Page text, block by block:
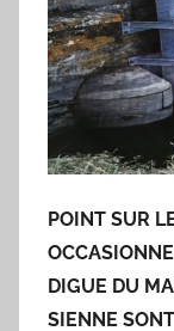
POINT SUR
DIGUE DU
SIENNE